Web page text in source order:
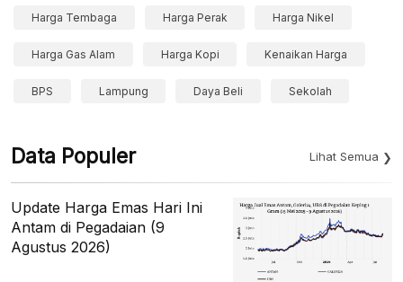
Harga Tembaga Harga Perak Harga Nikel
Harga Gas Alam Harga Kopi Kenaikan Harga
BPS Lampung Daya Beli Sekolah
Data Populer Lihat Semua
Update Harga Emas Hari Ini
Antam di Pegadaian (9
Agustus 2026)